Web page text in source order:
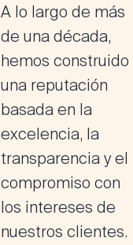
A lo largo de más
de una década,
hemos construido
una reputación
basada en la
excelencia, la
transparencia y el
compromiso con
los intereses de
nuestros clientes.